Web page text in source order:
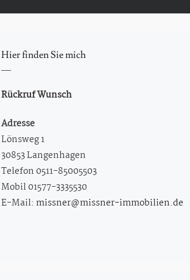
Hier finden Sie mich
Rückruf Wunsch
Adresse
Lönsweg 1
30853 Langenhagen
Telefon 0511-85005503
Mobil 01577-3335530
E-Mail: missner@missner-immobilien.de